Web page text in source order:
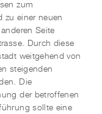
zum
zu einer neuen
Seite
Durch diese
weitgehend von
steigenden
Die
der betroffenen
sollte eine